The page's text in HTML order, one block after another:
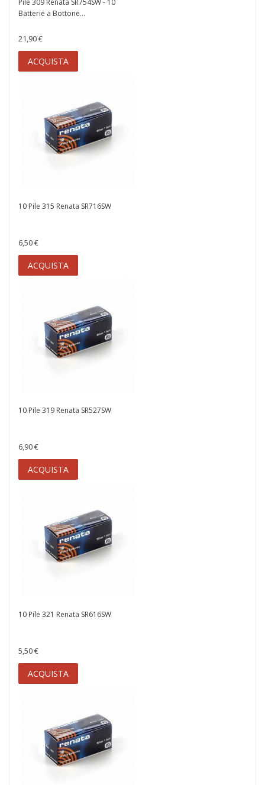
Pile 309 Renata SR754SW - 10
Batterie a Bottone...
21,90 €
ACQUISTA
10 Pile 315 Renata SR716SW
6,50 €
ACQUISTA
10 Pile 319 Renata SR527SW
6,90 €
ACQUISTA
10 Pile 321 Renata SR616SW
5,50 €
ACQUISTA